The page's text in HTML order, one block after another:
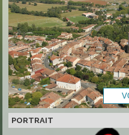
PORTRAIT